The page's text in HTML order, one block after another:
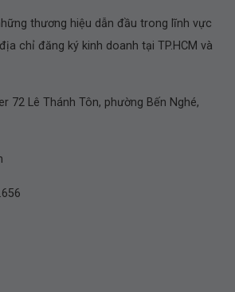
thương hiệu dẫn đầu trong lĩnh vực
chỉ đăng ký kinh doanh tại TP.HCM và
72 Lê Thánh Tôn, phường Bến Nghé,